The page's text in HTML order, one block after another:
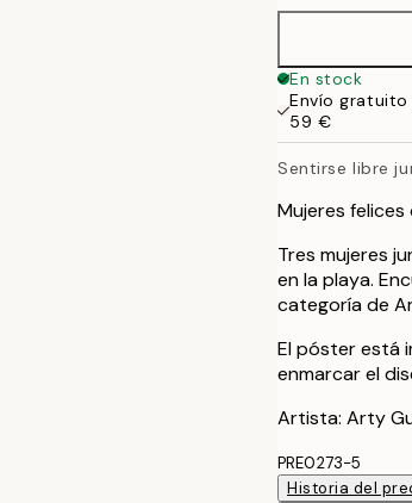
En stock
Envío
59 €
Sentirse libre
Mujeres
Tres mujeres
en la playa.
categoría de
El póster está
enmarcar el
Artista: Arty
PRE0273-5
Historia del